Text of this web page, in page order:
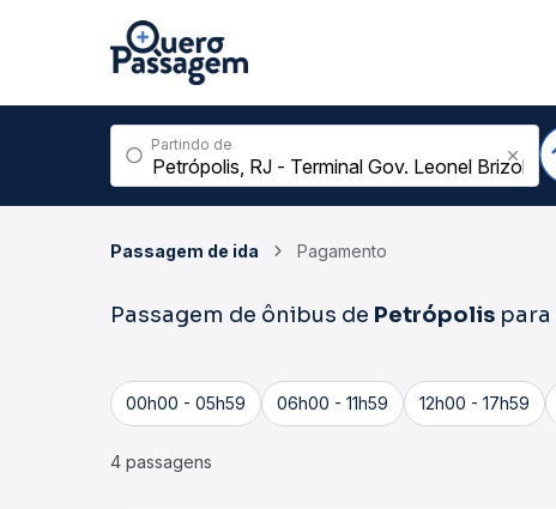
Partindo de
Passagem de ida Pagamento
Passagem de ônibus de Petrópolis para
00h00 - 05h59 06h00 - 11h59 12h00 - 17h59
4 passagens